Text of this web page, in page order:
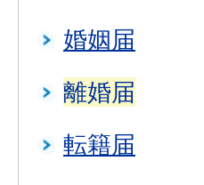
婚姻届
離婚届
転籍届